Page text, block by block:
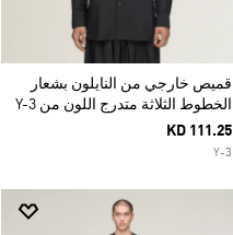
قميص خارجي من النايلون بشعار
الخطوط الثلاثة متدرج اللون من Y-3
KD 111.25
Y-3